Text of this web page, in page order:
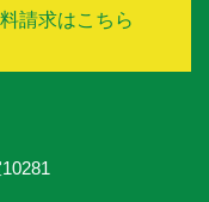
請求はこちら